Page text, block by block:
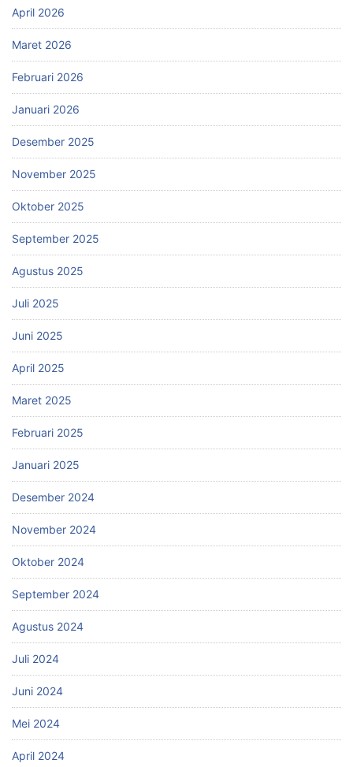
April 2026
Maret 2026
Februari 2026
Januari 2026
Desember 2025
November 2025
Oktober 2025
September 2025
Agustus 2025
Juli 2025
Juni 2025
April 2025
Maret 2025
Februari 2025
Januari 2025
Desember 2024
November 2024
Oktober 2024
September 2024
Agustus 2024
Juli 2024
Juni 2024
Mei 2024
April 2024